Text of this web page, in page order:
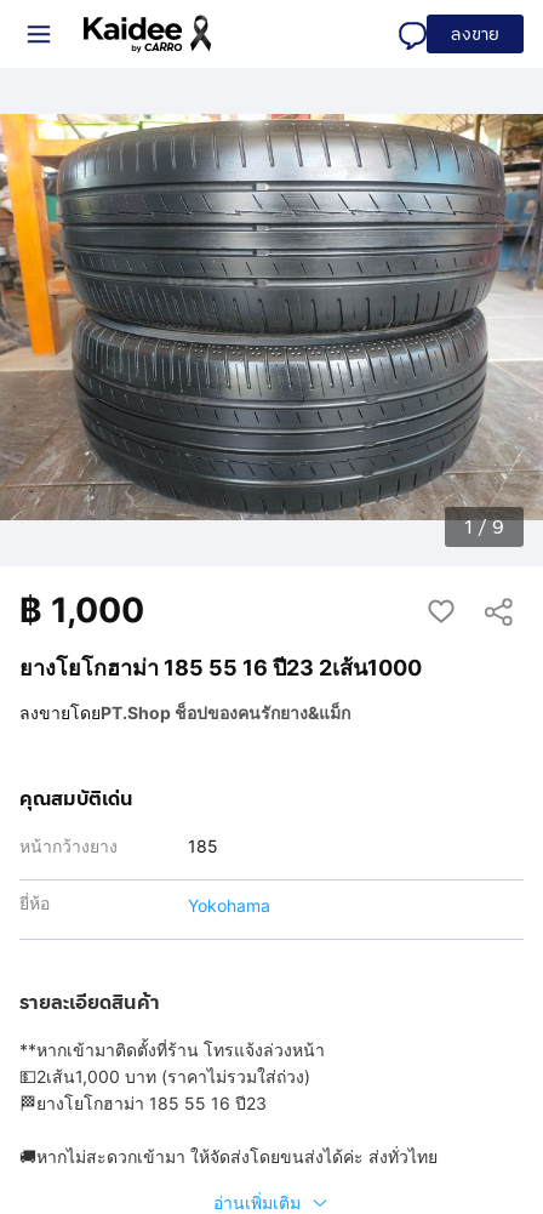
ลงขาย
1/9
ยางโยโกฮาม่า 185 55 16 ปี23 2เส้น1000
฿ 1,000
ลงขายโดยPT.Shop ช็อปของคนรักยาง&แม็ก
คุณสมบัติเด่น
หน้ากว้างยาง 185
ยี่ห้อ Yokohama
รายละเอียดสินค้า
**หากเข้ามาติดตั้งที่ร้าน โทรแจ้งล่วงหน้า
💵2เส้น1,000 บาท (ราคาไม่รวมใส่ถ่วง)
🏁ยางโยโกฮาม่า 185 55 16 ปี23
🚚หากไม่สะดวกเข้ามา ให้จัดส่งโดยขนส่งได้ค่ะ ส่งทั่วไทย
อ่านเพิ่มเติม